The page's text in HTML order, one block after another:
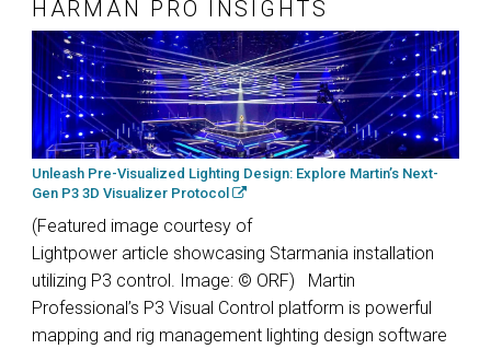
HARMAN PRO INSIGHTS
Unleash Pre-Visualized Lighting Design: Explore Martin’s Next-
Gen P3 3D Visualizer Protocol
(Featured image courtesy of
Lightpower article showcasing Starmania installation
utilizing P3 control. Image: © ORF) Martin
Professional’s P3 Visual Control platform is powerful
mapping and rig management lighting design software